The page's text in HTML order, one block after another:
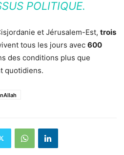
POLITIQUE.
et Jérusalem-Est, trois
tous les jours avec 600
des conditions plus que
quotidiens.